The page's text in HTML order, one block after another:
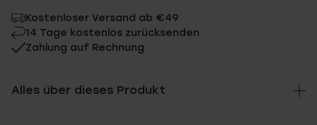
Kostenloser Versand ab €49
14 Tage kostenlos zurücksenden
Zahlung auf Rechnung
Alles über dieses Produkt